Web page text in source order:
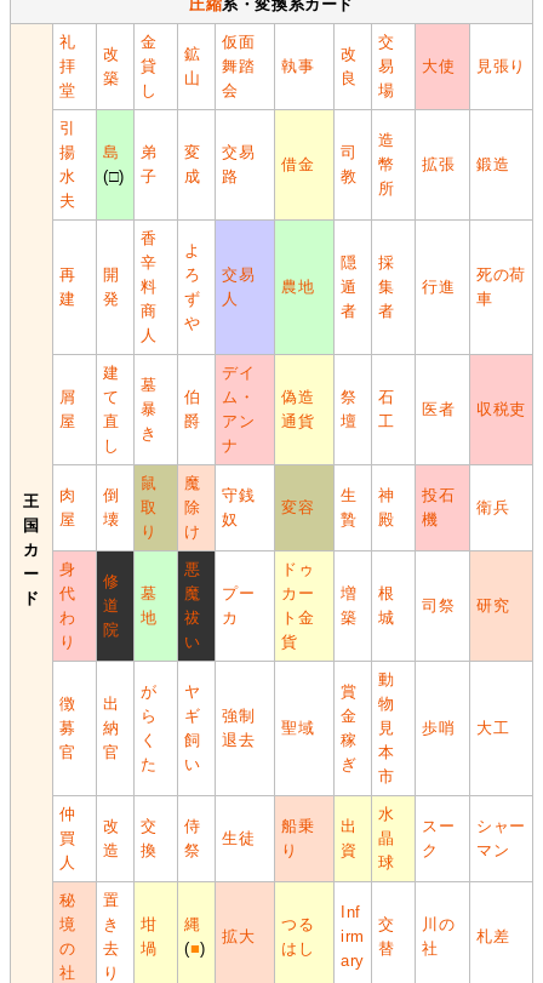
圧縮系・変換系カード
王
国
カ
ー
ド
礼
拝
堂
改
築
金
貸
し
鉱
山
仮面
舞踏
会
執事
改
良
交
易
場
大使 見張り
引
揚
水
夫
島
(□)
弟
子
変
成
交易
路
借金
司
教
造
幣
所
拡張 鍛造
再
建
開
発
香
辛
料
商
人
よ
ろ
ず
や
交易
人
農地
隠
遁
者
採
集
者
行進
死の荷
車
屑
屋
建
て
直
し
墓
暴
き
伯
爵
デイ
ム・
アン
ナ
偽造
通貨
祭
壇
石
工
医者 収税吏
肉
屋
倒
壊
鼠
取
り
魔
除
け
守銭
奴
変容
生
贄
神
殿
投石
機
衛兵
身
代
わ
り
修
道
院
墓
地
悪
魔
祓
い
プー
カ
ドゥ
カー
ト金
貨
増
築
根
城
司祭 研究
徴
募
官
出
納
官
が
ら
く
た
ヤ
ギ
飼
い
強制
退去
聖域
賞
金
稼
ぎ
動
物
見
本
市
歩哨 大工
仲
買
人
改
造
交
換
侍
祭
生徒
船乗
り
出
資
水
晶
球
スー
ク
シャー
マン
秘
境
の
社
置
き
去
り
坩
堝
縄
(■)
拡大
つる
はし
Inf
irm
ary
交
替
川の
社
札差